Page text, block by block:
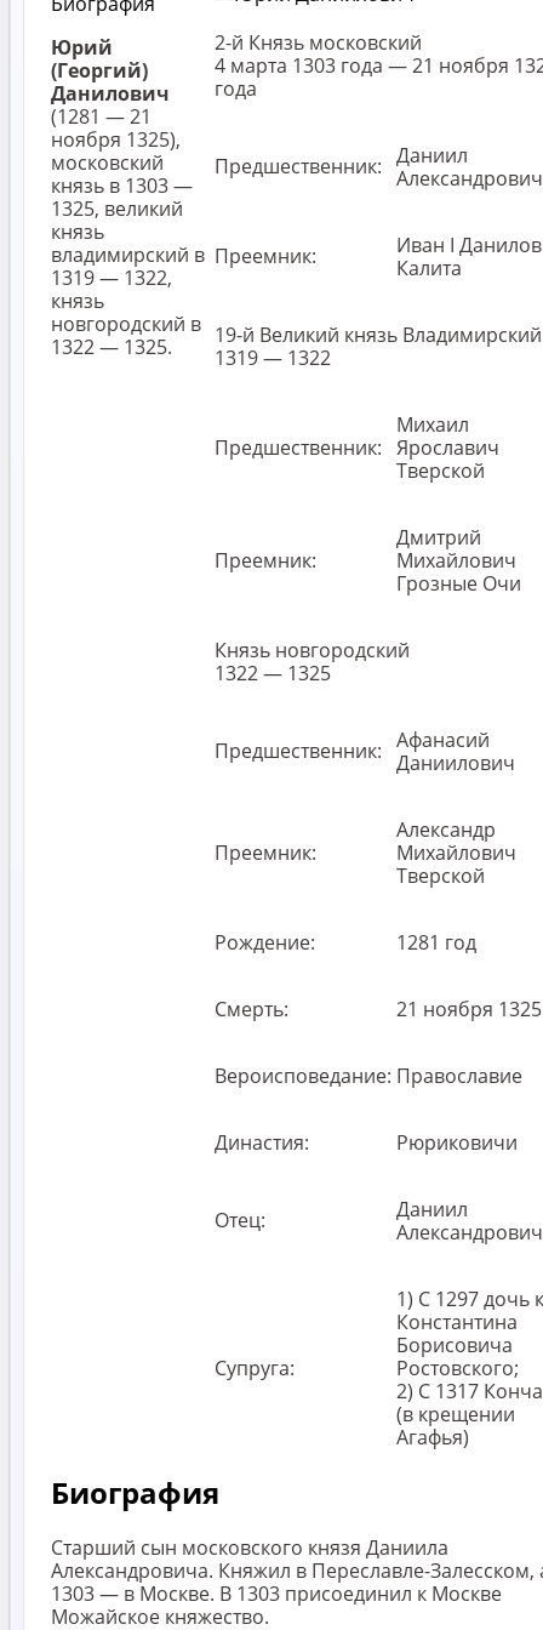
2-й Князь московский
4 марта 1303 года — 21 ноября
года
Предшественник: Даниил
Александрович
Преемник:
Иван I
Калита
19-й Великий князь Владимирский
1319 — 1322
Предшественник:
Михаил
Ярославич
Тверской
Преемник:
Дмитрий
Михайлович
Грозные Очи
Князь новгородский
1322 — 1325
Предшественник: Афанасий
Даниилович
Преемник:
Александр
Михайлович
Тверской
Рождение: 1281 год
Смерть: 21 ноября 1325
Вероисповедание: Православие
Династия: Рюриковичи
Отец:
Даниил
Александрович
Супруга:
1) С 1297 дочь
Константина
Борисовича
Ростовского;
2) С 1317
(в крещении
Агафья)
Юрий
(Георгий)
Данилович
(1281 — 21
ноября 1325),
московский
князь в 1303 —
1325, великий
князь
владимирский в
1319 — 1322,
князь
новгородский в
1322 — 1325.
Биография
Старший сын московского князя Даниила
Александровича. Княжил в Переславле-Залесском,
1303 — в Москве. В 1303 присоединил к Москве
Можайское княжество.